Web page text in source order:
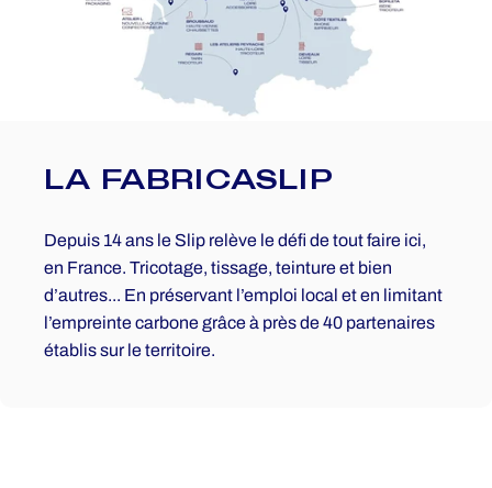
LA FABRICASLIP
Depuis 14 ans le Slip relève le défi de tout faire ici,
en France. Tricotage, tissage, teinture et bien
d’autres... En préservant l’emploi local et en limitant
l’empreinte carbone grâce à près de 40 partenaires
établis sur le territoire.